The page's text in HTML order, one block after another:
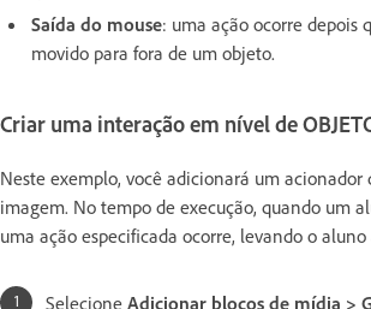
Saída do mouse: uma ação ocorre depois
movido para fora de um objeto.
Criar uma interação em nível de
Neste exemplo, você adicionará um
imagem. No tempo de execução, quando um
uma ação especificada ocorre, levando o
Selecione Adicionar blocos de mídia >